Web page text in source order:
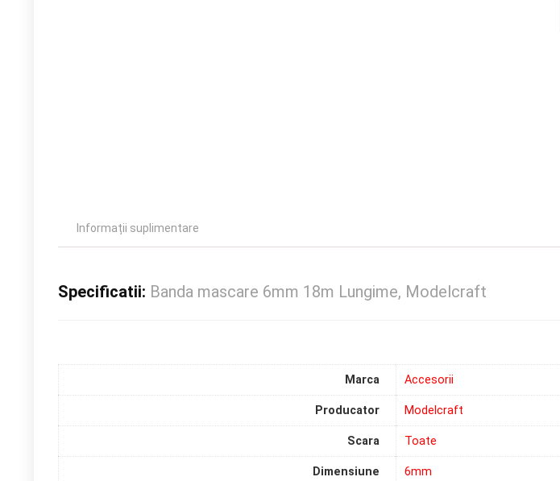
Informații suplimentare
Specificatii: Banda mascare 6mm 18m Lungime, Modelcraft
Marca Accesorii
Producator Modelcraft
Scara Toate
Dimensiune 6mm